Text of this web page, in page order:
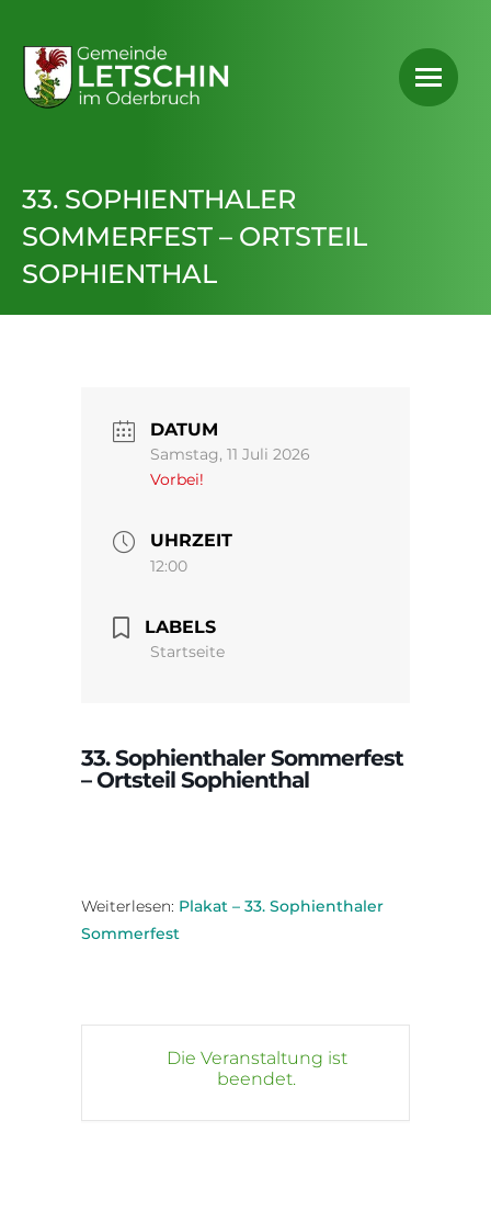
33. SOPHIENTHALER
SOMMERFEST – ORTSTEIL
SOPHIENTHAL
DATUM
Samstag, 11 Juli 2026
Vorbei!
UHRZEIT
12:00
LABELS
Startseite
33. Sophienthaler Sommerfest
– Ortsteil Sophienthal
Weiterlesen: Plakat – 33. Sophienthaler
Sommerfest
Die Veranstaltung ist
beendet.